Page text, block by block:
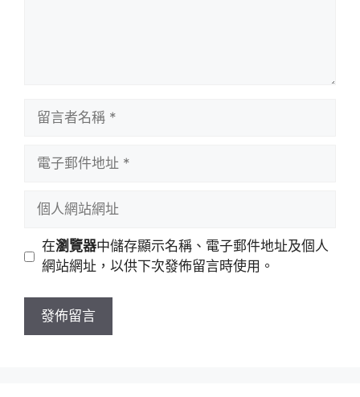
址
站
址
在瀏覽器中儲存顯示名稱、電子郵件地址及個人
網站網址，以供下次發佈留言時使用。